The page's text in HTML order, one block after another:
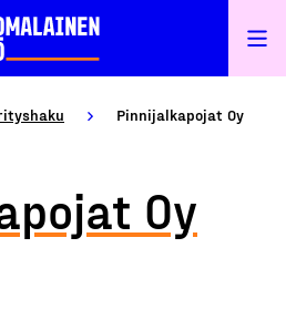
Pinnijalkapojat Oy
Oy